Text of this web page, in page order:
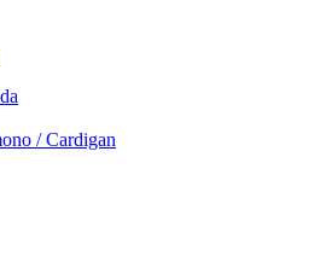
/ Cardigan